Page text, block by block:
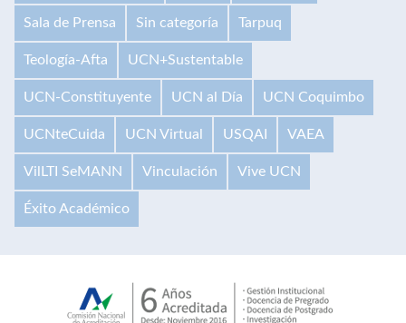
Sala de Prensa Sin categoría Tarpuq
Teología-Afta UCN+Sustentable
UCN-Constituyente UCN al Día UCN Coquimbo
UCNteCuida UCN Virtual USQAI VAEA
VilLTI SeMANN Vinculación Vive UCN
Éxito Académico